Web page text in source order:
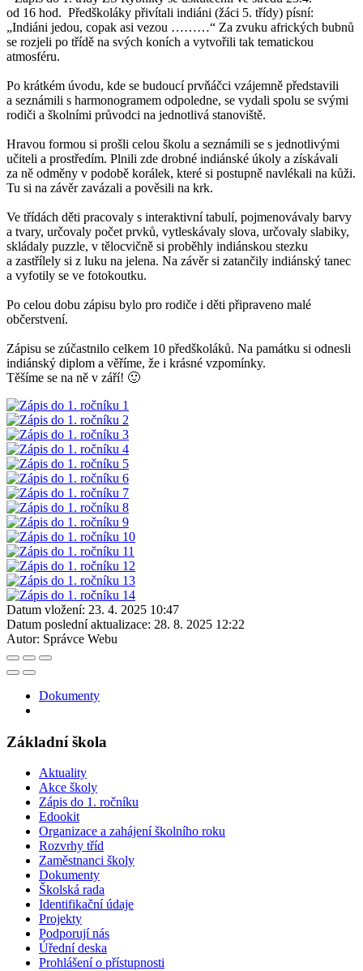
od 16 hod. Předškoláky přivítali indiáni (žáci 5. třídy) písní:
„Indiáni jedou, copak asi vezou ………“ Za zvuku afrických bubnů
se rozjeli po třídě na svých koních a vytvořili tak tematickou
atmosféru.
Po krátkém úvodu, kde se budoucí prvňáčci vzájemně představili
a seznámili s harmonogramem odpoledne, se vydali spolu se svými
rodiči a školními průvodci na jednotlivá stanoviště.
Hravou formou si prošli celou školu a seznámili se s jednotlivými
učiteli a prostředím. Plnili zde drobné indiánské úkoly a získávali
za ně odměny v podobě korálek, které si postupně navlékali na kůži.
Tu si na závěr zavázali a pověsili na krk.
Ve třídách děti pracovaly s interaktivní tabulí, pojmenovávaly barvy
a tvary, určovaly počet prvků, vytleskávaly slova, určovaly slabiky,
skládaly puzzle, v tělocvičně si proběhly indiánskou stezku
a zastřílely si z luku na jelena. Na závěr si zatančily indiánský tanec
a vyfotily se ve fotokoutku.
Po celou dobu zápisu bylo pro rodiče i děti připraveno malé
občerstvení.
Zápisu se zúčastnilo celkem 10 předškoláků. Na památku si odnesli
indiánský diplom a věříme, že i krásné vzpomínky.
Těšíme se na ně v září! 🙂
Datum vložení: 23. 4. 2025 10:47
Datum poslední aktualizace: 28. 8. 2025 12:22
Autor: Správce Webu
Dokumenty
Základní škola
Aktuality
Akce školy
Zápis do 1. ročníku
Edookit
Organizace a zahájení školního roku
Rozvrhy tříd
Zaměstnanci školy
Dokumenty
Školská rada
Identifikační údaje
Projekty
Podporují nás
Úřední deska
Prohlášení o přístupnosti